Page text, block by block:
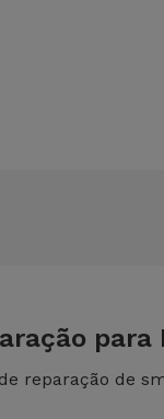
para
reparação de